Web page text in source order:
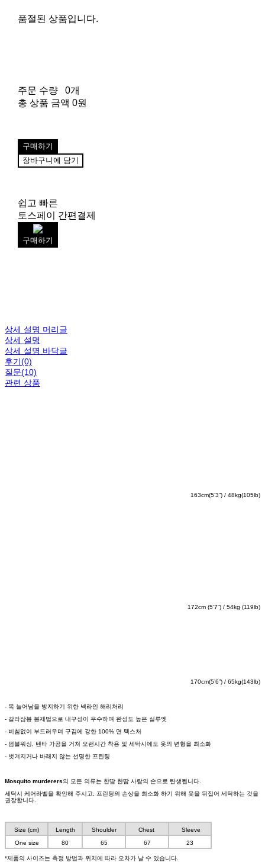
품절된 상품입니다.
주문 수량
0개
총 상품 금액 0원
구매하기
장바구니에 담기
쉽고 빠른
토스페이 간편결제
구매하기
상세 설명 머리글
상세 설명
상세 설명 바닥글
후기(0)
질문(10)
관련 상품
163cm(5’3”) / 48kg(105lb)
172cm (5’7”) / 54kg (119lb)
170cm(5’6”) / 65kg(143lb)
- 목 늘어남을 방지하기 위한 넥라인 해리처리
- 갈라삼봉 봉제법으로 내구성이 우수하며 완성도 높은 실루엣
- 비침없이 부드러우며 구김에 강한 100% 면 텍스처
- 덤블워싱, 텐타 가공을 거쳐 오랜시간 착용 및 세탁시에도 옷의 변형을 최소화
- 벗겨지거나 바래지 않는 선명한 프린팅
Mosquito murderers의 모든 의류는 한땀 한땀 사람의 손으로 탄생됩니다.
세탁시 케어라벨을 확인해 주시고, 프린팅의 손상을 최소화 하기 위해 옷을 뒤집어 세탁하는 것을
권장합니다.
Size (cm) Length Shoulder Chest
Sleeve
One size
80 65 67 23
*제품의 사이즈는 측정 방법과 위치에 따라 오차가 날 수 있습니다.